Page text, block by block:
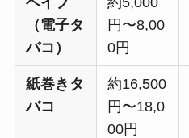
（電子タ
バコ）
円〜8,00
0円
紙巻きタ
バコ
約16,500
円〜18,0
00円